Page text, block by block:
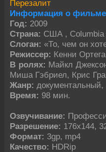
Перезалит
Информация о
Год: 2009
Cтрана: США ,
Слоган: «То, чем он
Режиссер: Кенни Ортега
В ролях: Майкл
Миша Гэбриел, Крис
Жанр:
Время: 98 мин.
Озвучивание:
Разрешение: 176x144,
Формат: 3gp, mp4
Качество: HDRip